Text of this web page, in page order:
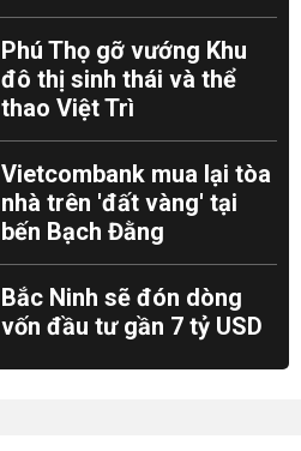
Phú Thọ gỡ vướng Khu
đô thị sinh thái và thể
thao Việt Trì
Vietcombank mua lại tòa
nhà trên 'đất vàng' tại
bến Bạch Đằng
Bắc Ninh sẽ đón dòng
vốn đầu tư gần 7 tỷ USD